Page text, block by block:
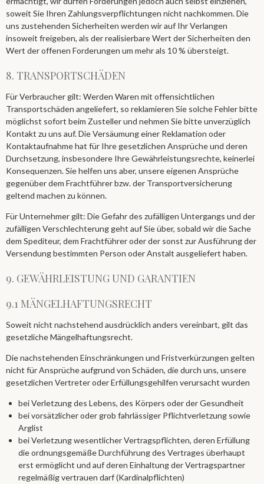
soweit Sie Ihren Zahlungsverpflichtungen nicht nachkommen. Die
uns zustehenden Sicherheiten werden wir auf Ihr Verlangen
insoweit freigeben, als der realisierbare Wert der Sicherheiten den
Wert der offenen Forderungen um mehr als 10 % übersteigt.
8. TRANSPORTSCHÄDEN​​​​​​​
Für Verbraucher gilt: Werden Waren mit offensichtlichen
Transportschäden angeliefert, so reklamieren Sie solche Fehler bitte
möglichst sofort beim Zusteller und nehmen Sie bitte unverzüglich
Kontakt zu uns auf. Die Versäumung einer Reklamation oder
Kontaktaufnahme hat für Ihre gesetzlichen Ansprüche und deren
Durchsetzung, insbesondere Ihre Gewährleistungsrechte, keinerlei
Konsequenzen. Sie helfen uns aber, unsere eigenen Ansprüche
gegenüber dem Frachtführer bzw. der Transportversicherung
geltend machen zu können.
Für Unternehmer gilt: Die Gefahr des zufälligen Untergangs und der
zufälligen Verschlechterung geht auf Sie über, sobald wir die Sache
dem Spediteur, dem Frachtführer oder der sonst zur Ausführung der
Versendung bestimmten Person oder Anstalt ausgeliefert haben.
9. GEWÄHRLEISTUNG UND GARANTIEN​​​​​​​
9.1 MÄNGELHAFTUNGSRECHT
Soweit nicht nachstehend ausdrücklich anders vereinbart, gilt das
gesetzliche Mängelhaftungsrecht.
Die nachstehenden Einschränkungen und Fristverkürzungen gelten
nicht für Ansprüche aufgrund von Schäden, die durch uns, unsere
gesetzlichen Vertreter oder Erfüllungsgehilfen verursacht wurden
bei Verletzung des Lebens, des Körpers oder der Gesundheit
bei vorsätzlicher oder grob fahrlässiger Pflichtverletzung sowie
Arglist
bei Verletzung wesentlicher Vertragspflichten, deren Erfüllung
die ordnungsgemäße Durchführung des Vertrages überhaupt
erst ermöglicht und auf deren Einhaltung der Vertragspartner
regelmäßig vertrauen darf (Kardinalpflichten)